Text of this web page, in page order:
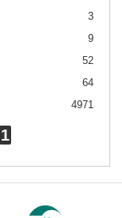
3
9
52
64
4971
1